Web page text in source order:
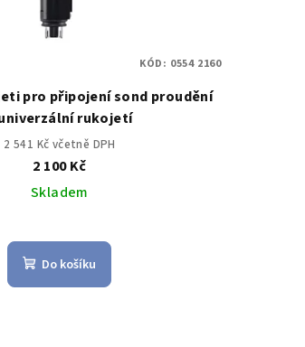
pro připojení sond proudění
rukojetí
2 541 Kč včetně DPH
2 100 Kč
Skladem
Do košíku
KÓD: 0554 2160